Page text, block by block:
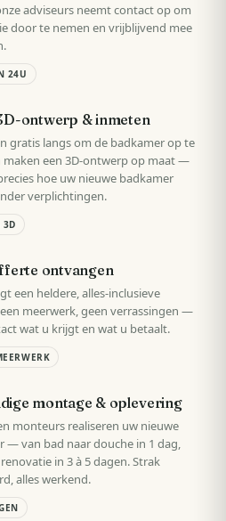
adviseurs neemt contact op om
door te nemen en vrijblijvend mee
24U
ontwerp & inmeten
gratis langs om de badkamer op te
maken een 3D-ontwerp op maat —
hoe uw nieuwe badkamer
verplichtingen.
3D
ontvangen
een heldere, alles-inclusieve
meerwerk, geen verrassingen —
wat u krijgt en wat u betaalt.
montage & oplevering
monteurs realiseren uw nieuwe
— van bad naar douche in 1 dag,
in 3 à 5 dagen. Strak
alles werkend.